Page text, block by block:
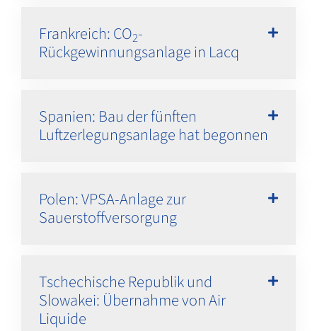
Frankreich: CO2-
Rückgewinnungsanlage in Lacq
Spanien: Bau der fünften
Luftzerlegungsanlage hat begonnen
Polen: VPSA-Anlage zur
Sauerstoffversorgung
Tschechische Republik und
Slowakei: Übernahme von Air
Liquide